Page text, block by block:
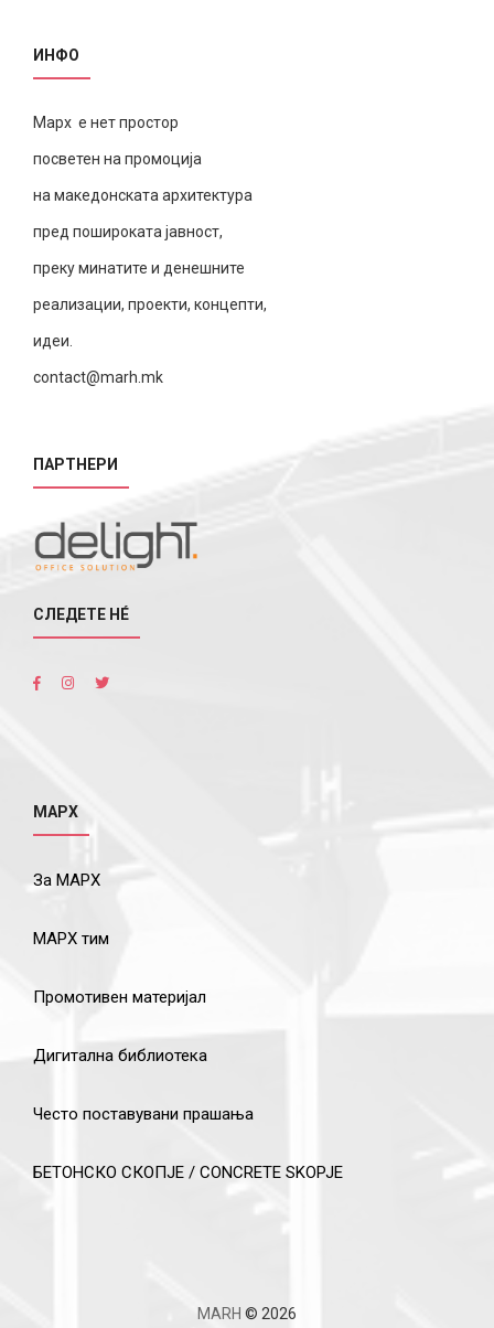
ИНФО
Марх е нет простор
посветен на промоција
на македонската архитектура
пред пошироката јавност,
преку минатите и денешните
реализации, проекти, концепти,
идеи.
contact@marh.mk
ПАРТНЕРИ
СЛЕДЕТЕ НÉ
МАРХ
За МАРХ
МАРХ тим
Промотивен материјал
Дигитална библиотека
Често поставувани прашања
БЕТОНСКО СКОПЈЕ / CONCRETE SKOPJE
MARH © 2026